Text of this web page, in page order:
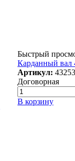
Быстрый
Карданный вал
Артикул:
Договорная
В корзину